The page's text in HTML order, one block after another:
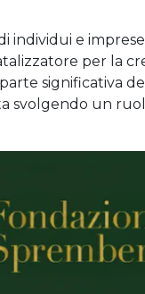
individui e
per la
significativa
svolgendo un